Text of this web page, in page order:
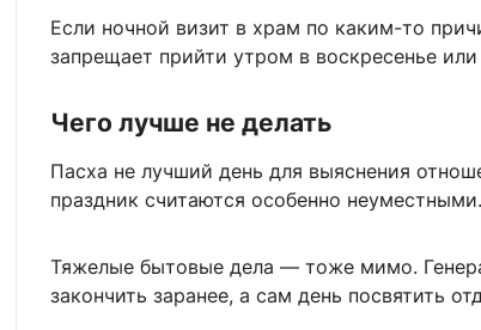
Если ночной визит в храм по каким-то
запрещает прийти утром в воскресенье
Чего лучше не делать
Пасха не лучший день для выяснения
праздник считаются особенно неуместными.
Тяжелые бытовые дела — тоже мимо.
закончить заранее, а сам день посвятить